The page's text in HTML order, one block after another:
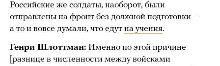
Российские же солдаты, наоборот, были
отправлены на фронт без должной подготовки —
а то и вовсе думали, что едут на учения.
Генри Шлоттман: Именно по этой причине
[разнице в численности между войсками